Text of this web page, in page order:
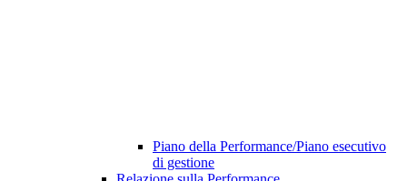
Piano della Performance/Piano esecutivo
di gestione